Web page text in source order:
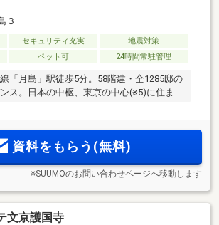
３
セキュリティ充実
地震対策
ペット可 24時間常駐管理
「月島」駅徒歩5分。58階建・全1285邸の
ス。日本の中枢、東京の中心(※5)に住ま
資料をもらう(無料)
※SUUMOのお問い合わせページへ移動します
文京護国寺